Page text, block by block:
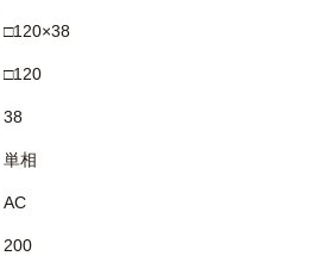
□120×38
□120
38
単相
AC
200